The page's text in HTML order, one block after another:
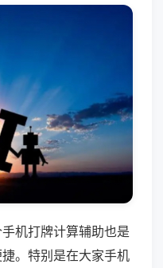
机打牌计算辅助也是
。特别是在大家手机